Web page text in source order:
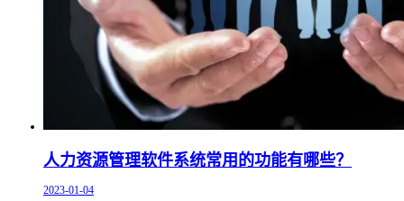
人力资源管理软件系统常用的功能有哪些？
2023-01-04